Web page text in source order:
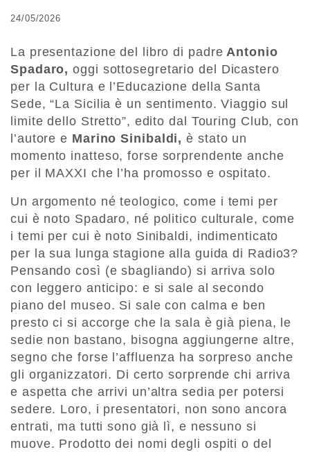
24/05/2026
La presentazione del libro di padre Antonio
Spadaro, oggi sottosegretario del Dicastero
per la Cultura e l’Educazione della Santa
Sede, “La Sicilia è un sentimento. Viaggio sul
limite dello Stretto”, edito dal Touring Club, con
l’autore e Marino Sinibaldi, è stato un
momento inatteso, forse sorprendente anche
per il MAXXI che l’ha promosso e ospitato.
Un argomento né teologico, come i temi per
cui è noto Spadaro, né politico culturale, come
i temi per cui è noto Sinibaldi, indimenticato
per la sua lunga stagione alla guida di Radio3?
Pensando così (e sbagliando) si arriva solo
con leggero anticipo: e si sale al secondo
piano del museo. Si sale con calma e ben
presto ci si accorge che la sala è già piena, le
sedie non bastano, bisogna aggiungerne altre,
segno che forse l’affluenza ha sorpreso anche
gli organizzatori. Di certo sorprende chi arriva
e aspetta che arrivi un’altra sedia per potersi
sedere. Loro, i presentatori, non sono ancora
entrati, ma tutti sono già lì, e nessuno si
muove. Prodotto dei nomi degli ospiti o del